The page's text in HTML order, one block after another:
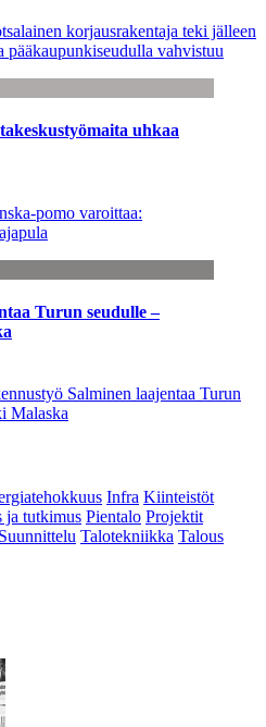
korjausrakentaja teki jälleen
pääkaupunkiseudulla vahvistuu
uhkaa
pomo varoittaa:
Turun seudulle –
Salminen laajentaa Turun
Malaska
Infra Kiinteistöt
ja tutkimus Pientalo Projektit
Suunnittelu Talotekniikka Talous